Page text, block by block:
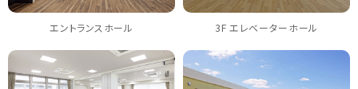
エントランスホール 3F エレベーターホール